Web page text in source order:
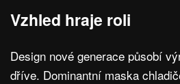
Vzhled hraje roli
Design nové generace působí
dříve. Dominantní maska